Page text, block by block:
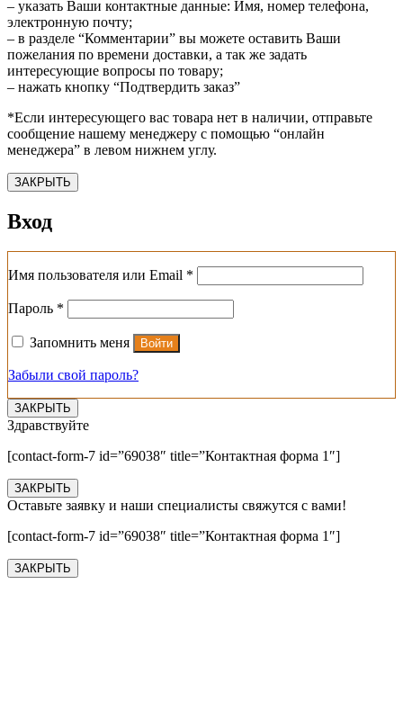
– указать Ваши контактные данные: Имя, номер телефона,
электронную почту;
– в разделе “Комментарии” вы можете оставить Ваши
пожелания по времени доставки, а так же задать
интересующие вопросы по товару;
– нажать кнопку “Подтвердить заказ”
*Если интересующего вас товара нет в наличии, отправьте
сообщение нашему менеджеру с помощью “онлайн
менеджера” в левом нижнем углу.
ЗАКРЫТЬ
Вход
Имя пользователя или Email *
Пароль *
Запомнить меня Войти
Забыли свой пароль?
ЗАКРЫТЬ
Здравствуйте
[contact-form-7 id=”69038″ title=”Контактная форма 1″]
ЗАКРЫТЬ
Оставьте заявку и наши специалисты свяжутся с вами!
[contact-form-7 id=”69038″ title=”Контактная форма 1″]
ЗАКРЫТЬ